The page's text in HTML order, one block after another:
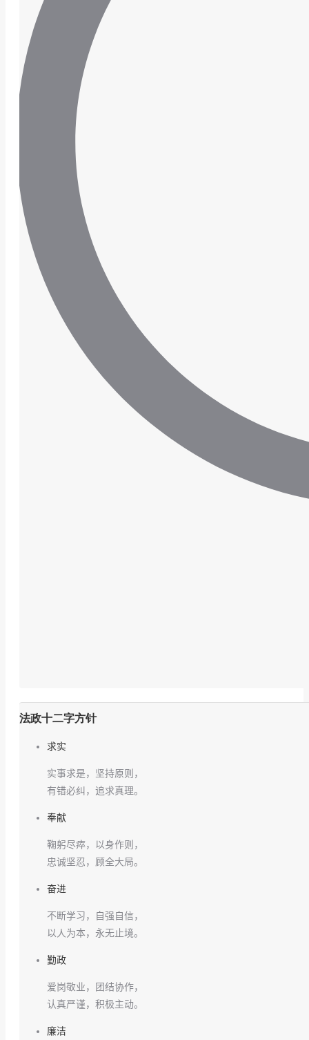
法政十二字方针
求实
实事求是，坚持原则，
有错必纠，追求真理。
奉献
鞠躬尽瘁，以身作则，
忠诚坚忍，顾全大局。
奋进
不断学习，自强自信，
以人为本，永无止境。
勤政
爱岗敬业，团结协作，
认真严谨，积极主动。
廉洁